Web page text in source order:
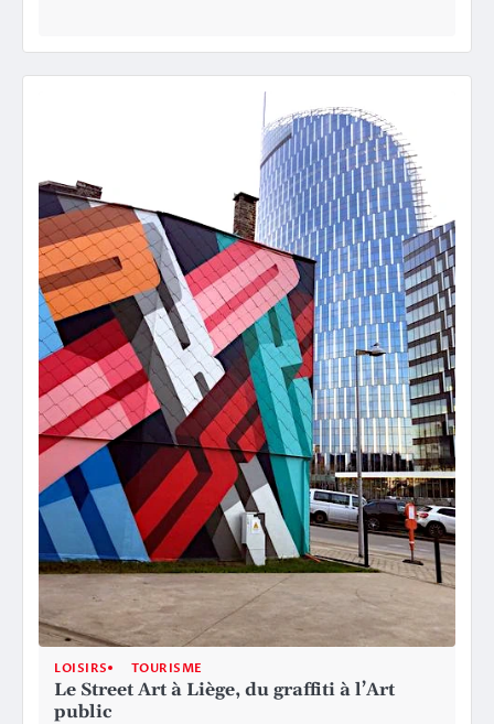
LOISIRS TOURISME
Le Street Art à Liège, du graffiti à l’Art
public